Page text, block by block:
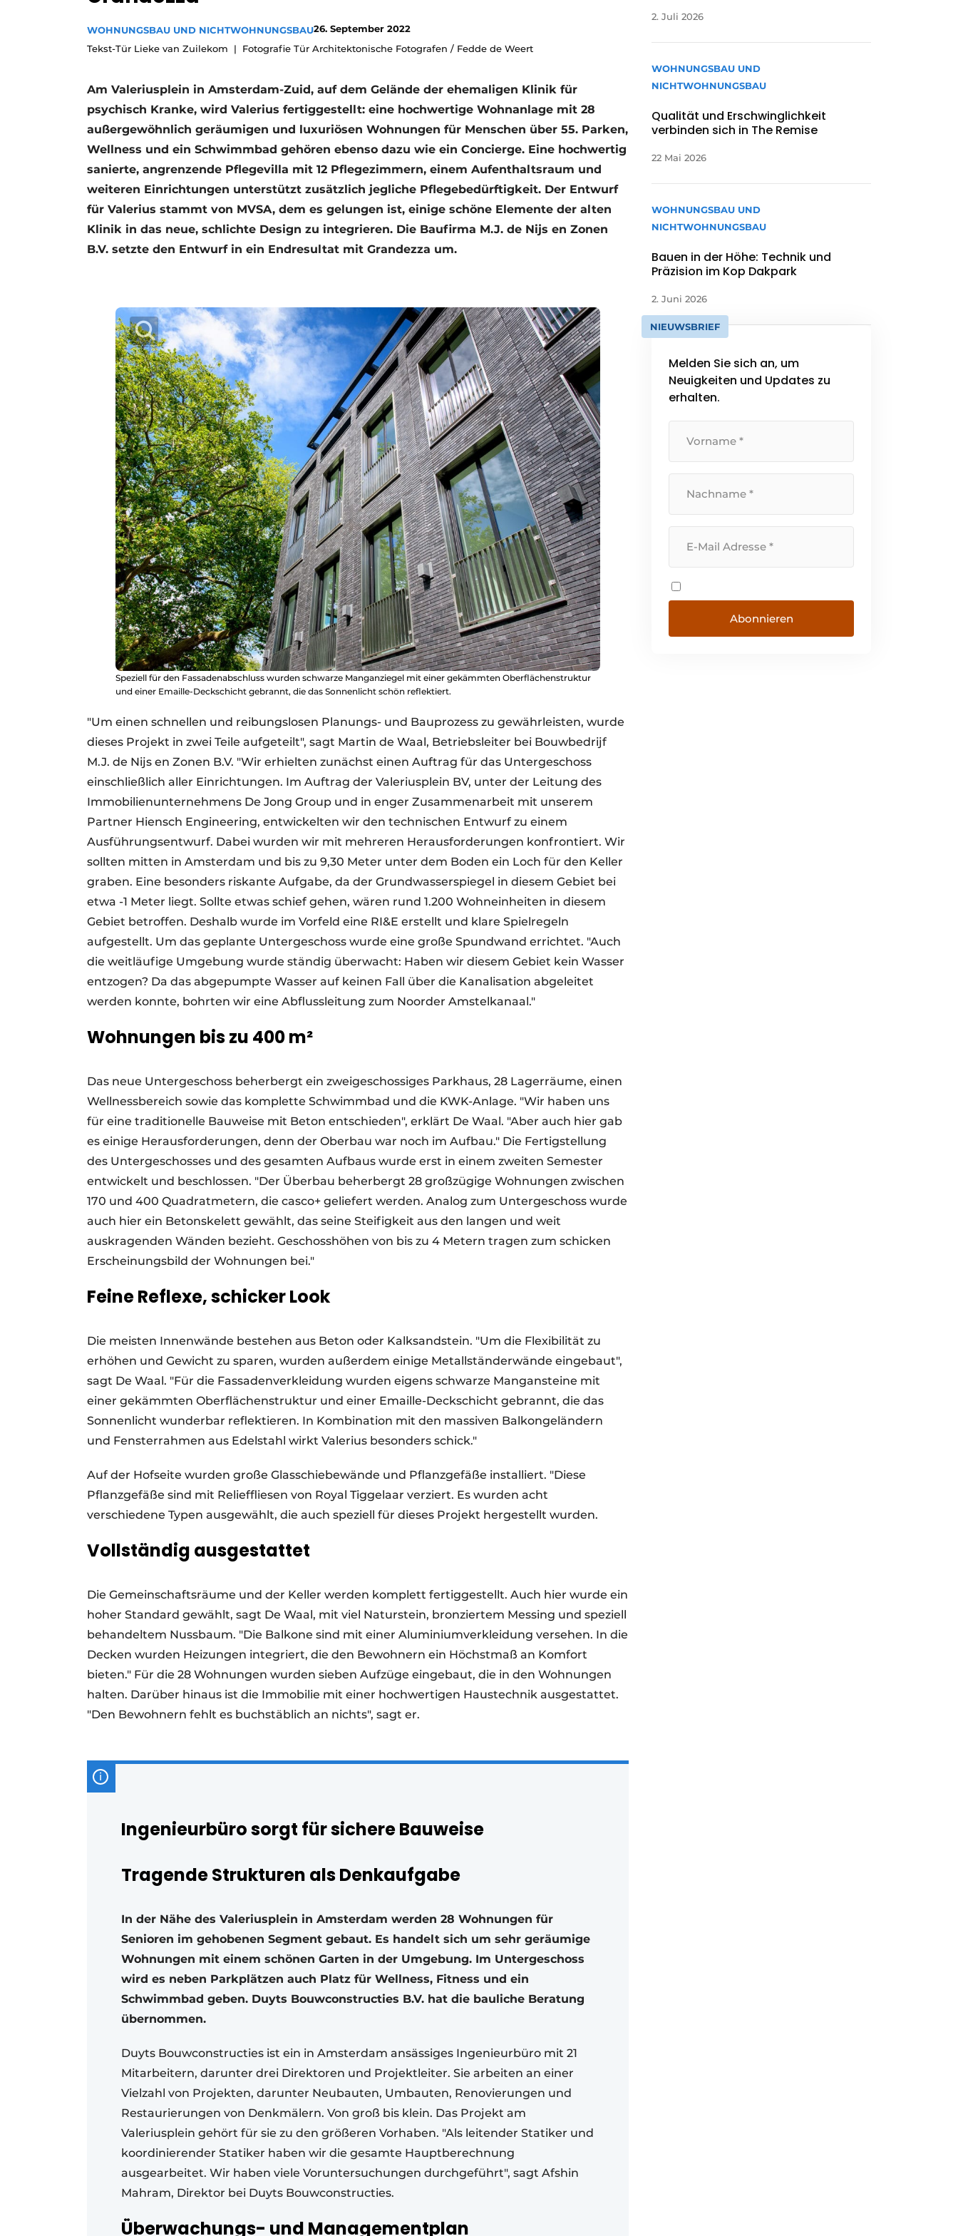
Ein Stellenangebot registrieren
Freie Stellen
Videos
WOHNUNGSBAU UND NICHTWOHNUNGSBAU26. September 2022
Tekst-Tür Lieke van Zuilekom
Fotografie Tür Architektonische Fotografen / Fedde de Weert
Am Valeriusplein in Amsterdam-Zuid, auf dem Gelände der ehemaligen Klinik für
psychisch Kranke, wird Valerius fertiggestellt: eine hochwertige Wohnanlage mit 28
außergewöhnlich geräumigen und luxuriösen Wohnungen für Menschen über 55. Parken,
Wellness und ein Schwimmbad gehören ebenso dazu wie ein Concierge. Eine hochwertig
sanierte, angrenzende Pflegevilla mit 12 Pflegezimmern, einem Aufenthaltsraum und
weiteren Einrichtungen unterstützt zusätzlich jegliche Pflegebedürftigkeit. Der Entwurf
für Valerius stammt von MVSA, dem es gelungen ist, einige schöne Elemente der alten
Klinik in das neue, schlichte Design zu integrieren. Die Baufirma M.J. de Nijs en Zonen
B.V. setzte den Entwurf in ein Endresultat mit Grandezza um.
Speziell für den Fassadenabschluss wurden schwarze Manganziegel mit einer gekämmten Oberflächenstruktur
und einer Emaille-Deckschicht gebrannt, die das Sonnenlicht schön reflektiert.
"Um einen schnellen und reibungslosen Planungs- und Bauprozess zu gewährleisten, wurde
dieses Projekt in zwei Teile aufgeteilt", sagt Martin de Waal, Betriebsleiter bei Bouwbedrijf
M.J. de Nijs en Zonen B.V. "Wir erhielten zunächst einen Auftrag für das Untergeschoss
einschließlich aller Einrichtungen. Im Auftrag der Valeriusplein BV, unter der Leitung des
Immobilienunternehmens De Jong Group und in enger Zusammenarbeit mit unserem
Partner Hiensch Engineering, entwickelten wir den technischen Entwurf zu einem
Ausführungsentwurf. Dabei wurden wir mit mehreren Herausforderungen konfrontiert. Wir
sollten mitten in Amsterdam und bis zu 9,30 Meter unter dem Boden ein Loch für den Keller
graben. Eine besonders riskante Aufgabe, da der Grundwasserspiegel in diesem Gebiet bei
etwa -1 Meter liegt. Sollte etwas schief gehen, wären rund 1.200 Wohneinheiten in diesem
Gebiet betroffen. Deshalb wurde im Vorfeld eine RI&E erstellt und klare Spielregeln
aufgestellt. Um das geplante Untergeschoss wurde eine große Spundwand errichtet. "Auch
die weitläufige Umgebung wurde ständig überwacht: Haben wir diesem Gebiet kein Wasser
entzogen? Da das abgepumpte Wasser auf keinen Fall über die Kanalisation abgeleitet
werden konnte, bohrten wir eine Abflussleitung zum Noorder Amstelkanaal."
Wohnungen bis zu 400 m²
Das neue Untergeschoss beherbergt ein zweigeschossiges Parkhaus, 28 Lagerräume, einen
Wellnessbereich sowie das komplette Schwimmbad und die KWK-Anlage. "Wir haben uns
für eine traditionelle Bauweise mit Beton entschieden", erklärt De Waal. "Aber auch hier gab
es einige Herausforderungen, denn der Oberbau war noch im Aufbau." Die Fertigstellung
des Untergeschosses und des gesamten Aufbaus wurde erst in einem zweiten Semester
entwickelt und beschlossen. "Der Überbau beherbergt 28 großzügige Wohnungen zwischen
170 und 400 Quadratmetern, die casco+ geliefert werden. Analog zum Untergeschoss wurde
auch hier ein Betonskelett gewählt, das seine Steifigkeit aus den langen und weit
auskragenden Wänden bezieht. Geschosshöhen von bis zu 4 Metern tragen zum schicken
Erscheinungsbild der Wohnungen bei."
Feine Reflexe, schicker Look
Die meisten Innenwände bestehen aus Beton oder Kalksandstein. "Um die Flexibilität zu
erhöhen und Gewicht zu sparen, wurden außerdem einige Metallständerwände eingebaut",
sagt De Waal. "Für die Fassadenverkleidung wurden eigens schwarze Mangansteine mit
einer gekämmten Oberflächenstruktur und einer Emaille-Deckschicht gebrannt, die das
Sonnenlicht wunderbar reflektieren. In Kombination mit den massiven Balkongeländern
und Fensterrahmen aus Edelstahl wirkt Valerius besonders schick."
Auf der Hofseite wurden große Glasschiebewände und Pflanzgefäße installiert. "Diese
Pflanzgefäße sind mit Relieffliesen von Royal Tiggelaar verziert. Es wurden acht
verschiedene Typen ausgewählt, die auch speziell für dieses Projekt hergestellt wurden.
Vollständig ausgestattet
Die Gemeinschaftsräume und der Keller werden komplett fertiggestellt. Auch hier wurde ein
hoher Standard gewählt, sagt De Waal, mit viel Naturstein, bronziertem Messing und speziell
behandeltem Nussbaum. "Die Balkone sind mit einer Aluminiumverkleidung versehen. In die
Decken wurden Heizungen integriert, die den Bewohnern ein Höchstmaß an Komfort
bieten." Für die 28 Wohnungen wurden sieben Aufzüge eingebaut, die in den Wohnungen
halten. Darüber hinaus ist die Immobilie mit einer hochwertigen Haustechnik ausgestattet.
"Den Bewohnern fehlt es buchstäblich an nichts", sagt er.
Ingenieurbüro sorgt für sichere Bauweise
Tragende Strukturen als Denkaufgabe
In der Nähe des Valeriusplein in Amsterdam werden 28 Wohnungen für
Senioren im gehobenen Segment gebaut. Es handelt sich um sehr geräumige
Wohnungen mit einem schönen Garten in der Umgebung. Im Untergeschoss
wird es neben Parkplätzen auch Platz für Wellness, Fitness und ein
Schwimmbad geben. Duyts Bouwconstructies B.V. hat die bauliche Beratung
übernommen.
Duyts Bouwconstructies ist ein in Amsterdam ansässiges Ingenieurbüro mit 21
Mitarbeitern, darunter drei Direktoren und Projektleiter. Sie arbeiten an einer
Vielzahl von Projekten, darunter Neubauten, Umbauten, Renovierungen und
Restaurierungen von Denkmälern. Von groß bis klein. Das Projekt am
Valeriusplein gehört für sie zu den größeren Vorhaben. "Als leitender Statiker und
koordinierender Statiker haben wir die gesamte Hauptberechnung
ausgearbeitet. Wir haben viele Voruntersuchungen durchgeführt", sagt Afshin
Mahram, Direktor bei Duyts Bouwconstructies.
Überwachungs- und Managementplan
2. Juli 2026
WOHNUNGSBAU UND
NICHTWOHNUNGSBAU
Qualität und Erschwinglichkeit
verbinden sich in The Remise
22 Mai 2026
WOHNUNGSBAU UND
NICHTWOHNUNGSBAU
Bauen in der Höhe: Technik und
Präzision im Kop Dakpark
2. Juni 2026
NIEUWSBRIEF
Melden Sie sich an, um
Neuigkeiten und Updates zu
erhalten.